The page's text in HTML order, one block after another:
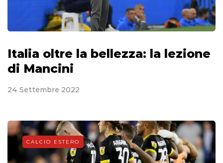
Italia oltre la bellezza: la lezione
di Mancini
24 Settembre 2022
CALCIO ESTERO